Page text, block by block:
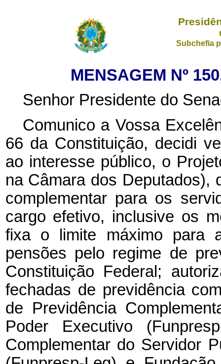
Subchefia
MENSAGEM Nº
Senhor Presidente do
Comunico a Vossa
66 da Constituição, decidi
ao interesse público, o
na Câmara dos Deputados),
complementar para os
cargo efetivo, inclusive os
fixa o limite máximo para
pensões pelo regime de
Constituição Federal;
fechadas de previdência
de Previdência
Poder Executivo
Complementar do Servidor